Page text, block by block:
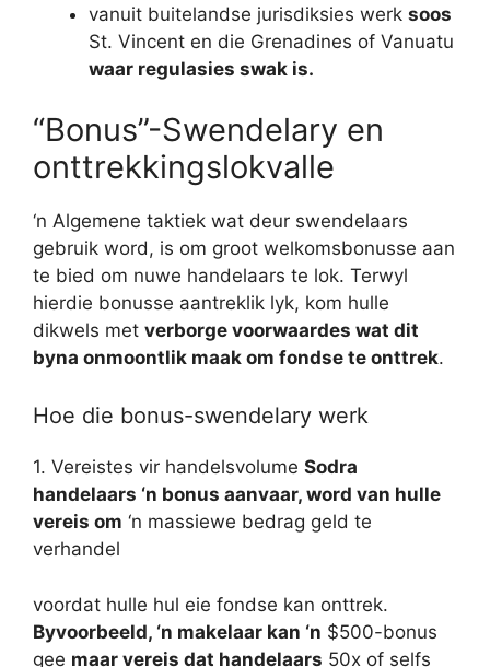
vanuit buitelandse jurisdiksies werk soos
St. Vincent en die Grenadines of Vanuatu
waar regulasies swak is.
“Bonus”-Swendelary en
onttrekkingslokvalle
‘n Algemene taktiek wat deur swendelaars
gebruik word, is om groot welkomsbonusse aan
te bied om nuwe handelaars te lok. Terwyl
hierdie bonusse aantreklik lyk, kom hulle
dikwels met verborge voorwaardes wat dit
byna onmoontlik maak om fondse te onttrek.
Hoe die bonus-swendelary werk
1. Vereistes vir handelsvolume Sodra
handelaars ‘n bonus aanvaar, word van hulle
vereis om ‘n massiewe bedrag geld te
verhandel
voordat hulle hul eie fondse kan onttrek.
Byvoorbeeld, ‘n makelaar kan ‘n $500-bonus
gee maar vereis dat handelaars 50x of selfs